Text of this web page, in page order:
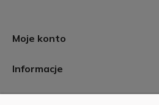
Moje konto
Informacje